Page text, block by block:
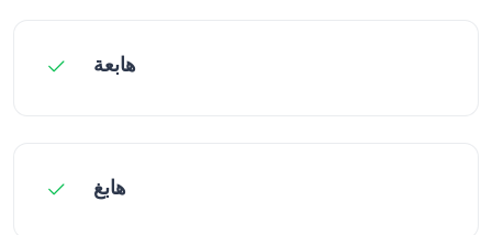
هابعة
هابغ